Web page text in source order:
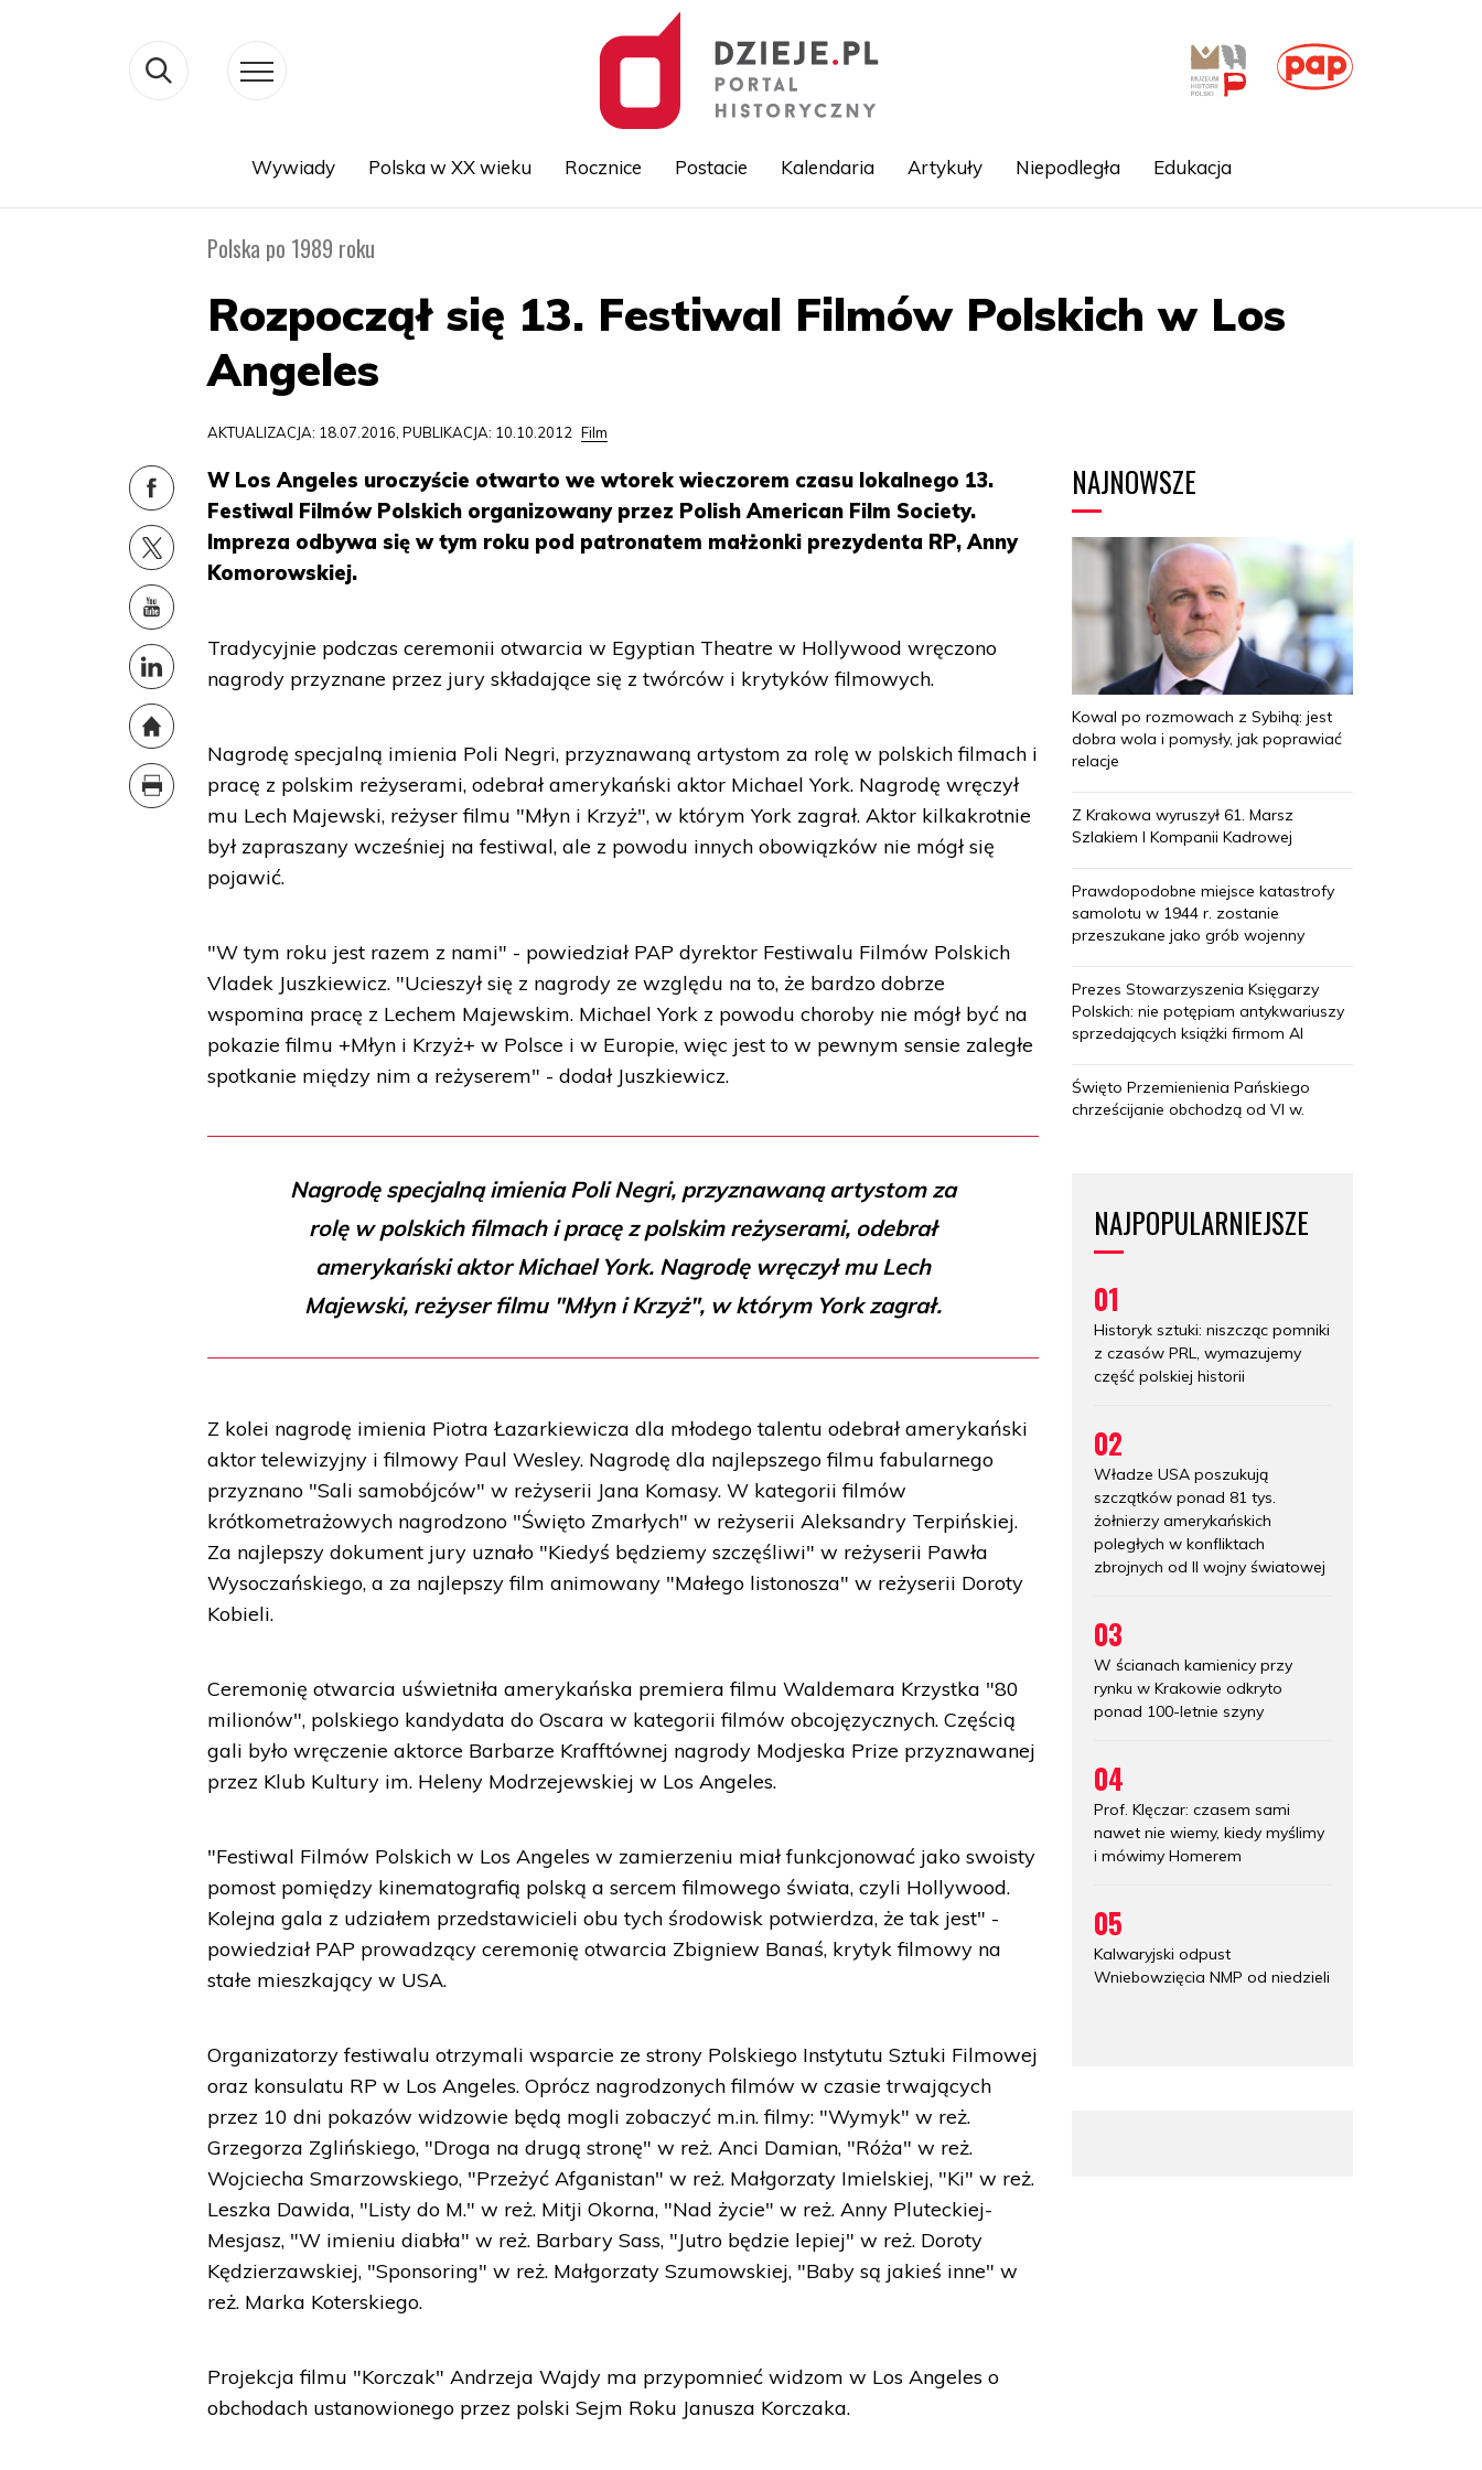
Wywiady Polska w XX wieku Rocznice Postacie Kalendaria Artykuły Niepodległa Edukacja
Polska po 1989 roku
Rozpoczął się 13. Festiwal Filmów Polskich w Los
Angeles
AKTUALIZACJA: 18.07.2016, PUBLIKACJA: 10.10.2012 Film
W Los Angeles uroczyście otwarto we wtorek wieczorem czasu lokalnego 13.
Festiwal Filmów Polskich organizowany przez Polish American Film Society.
Impreza odbywa się w tym roku pod patronatem małżonki prezydenta RP, Anny
Komorowskiej.
Tradycyjnie podczas ceremonii otwarcia w Egyptian Theatre w Hollywood wręczono
nagrody przyznane przez jury składające się z twórców i krytyków filmowych.
Nagrodę specjalną imienia Poli Negri, przyznawaną artystom za rolę w polskich filmach i
pracę z polskim reżyserami, odebrał amerykański aktor Michael York. Nagrodę wręczył
mu Lech Majewski, reżyser filmu "Młyn i Krzyż", w którym York zagrał. Aktor kilkakrotnie
był zapraszany wcześniej na festiwal, ale z powodu innych obowiązków nie mógł się
pojawić.
"W tym roku jest razem z nami" - powiedział PAP dyrektor Festiwalu Filmów Polskich
Vladek Juszkiewicz. "Ucieszył się z nagrody ze względu na to, że bardzo dobrze
wspomina pracę z Lechem Majewskim. Michael York z powodu choroby nie mógł być na
pokazie filmu +Młyn i Krzyż+ w Polsce i w Europie, więc jest to w pewnym sensie zaległe
spotkanie między nim a reżyserem" - dodał Juszkiewicz.
Nagrodę specjalną imienia Poli Negri, przyznawaną artystom za
rolę w polskich filmach i pracę z polskim reżyserami, odebrał
amerykański aktor Michael York. Nagrodę wręczył mu Lech
Majewski, reżyser filmu "Młyn i Krzyż", w którym York zagrał.
Z kolei nagrodę imienia Piotra Łazarkiewicza dla młodego talentu odebrał amerykański
aktor telewizyjny i filmowy Paul Wesley. Nagrodę dla najlepszego filmu fabularnego
przyznano "Sali samobójców" w reżyserii Jana Komasy. W kategorii filmów
krótkometrażowych nagrodzono "Święto Zmarłych" w reżyserii Aleksandry Terpińskiej.
Za najlepszy dokument jury uznało "Kiedyś będziemy szczęśliwi" w reżyserii Pawła
Wysoczańskiego, a za najlepszy film animowany "Małego listonosza" w reżyserii Doroty
Kobieli.
Ceremonię otwarcia uświetniła amerykańska premiera filmu Waldemara Krzystka "80
milionów", polskiego kandydata do Oscara w kategorii filmów obcojęzycznych. Częścią
gali było wręczenie aktorce Barbarze Krafftównej nagrody Modjeska Prize przyznawanej
przez Klub Kultury im. Heleny Modrzejewskiej w Los Angeles.
"Festiwal Filmów Polskich w Los Angeles w zamierzeniu miał funkcjonować jako swoisty
pomost pomiędzy kinematografią polską a sercem filmowego świata, czyli Hollywood.
Kolejna gala z udziałem przedstawicieli obu tych środowisk potwierdza, że tak jest" -
powiedział PAP prowadzący ceremonię otwarcia Zbigniew Banaś, krytyk filmowy na
stałe mieszkający w USA.
Organizatorzy festiwalu otrzymali wsparcie ze strony Polskiego Instytutu Sztuki Filmowej
oraz konsulatu RP w Los Angeles. Oprócz nagrodzonych filmów w czasie trwających
przez 10 dni pokazów widzowie będą mogli zobaczyć m.in. filmy: "Wymyk" w reż.
Grzegorza Zglińskiego, "Droga na drugą stronę" w reż. Anci Damian, "Róża" w reż.
Wojciecha Smarzowskiego, "Przeżyć Afganistan" w reż. Małgorzaty Imielskiej, "Ki" w reż.
Leszka Dawida, "Listy do M." w reż. Mitji Okorna, "Nad życie" w reż. Anny Pluteckiej-
Mesjasz, "W imieniu diabła" w reż. Barbary Sass, "Jutro będzie lepiej" w reż. Doroty
Kędzierzawskiej, "Sponsoring" w reż. Małgorzaty Szumowskiej, "Baby są jakieś inne" w
reż. Marka Koterskiego.
Projekcja filmu "Korczak" Andrzeja Wajdy ma przypomnieć widzom w Los Angeles o
obchodach ustanowionego przez polski Sejm Roku Janusza Korczaka.
NAJNOWSZE
Kowal po rozmowach z Sybihą: jest
dobra wola i pomysły, jak poprawiać
relacje
Z Krakowa wyruszył 61. Marsz
Szlakiem I Kompanii Kadrowej
Prawdopodobne miejsce katastrofy
samolotu w 1944 r. zostanie
przeszukane jako grób wojenny
Prezes Stowarzyszenia Księgarzy
Polskich: nie potępiam antykwariuszy
sprzedających książki firmom AI
Święto Przemienienia Pańskiego
chrześcijanie obchodzą od VI w.
NAJPOPULARNIEJSZE
01
Historyk sztuki: niszcząc pomniki
z czasów PRL, wymazujemy
część polskiej historii
02
Władze USA poszukują
szczątków ponad 81 tys.
żołnierzy amerykańskich
poległych w konfliktach
zbrojnych od II wojny światowej
03
W ścianach kamienicy przy
rynku w Krakowie odkryto
ponad 100-letnie szyny
04
Prof. Klęczar: czasem sami
nawet nie wiemy, kiedy myślimy
i mówimy Homerem
05
Kalwaryjski odpust
Wniebowzięcia NMP od niedzieli